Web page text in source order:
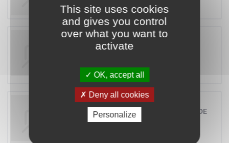
LEGO NEXO KNIGHTS
70373 - COMBO NEXO POUVOIRS
3,99 €
THE LEGO BATMAN MOVIE
70914 - L'ATTAQUE DU CAMION TOXIQUE DE
This site uses cookies
and gives you control
over what you want to
activate
OK, accept all
Deny all cookies
Personalize